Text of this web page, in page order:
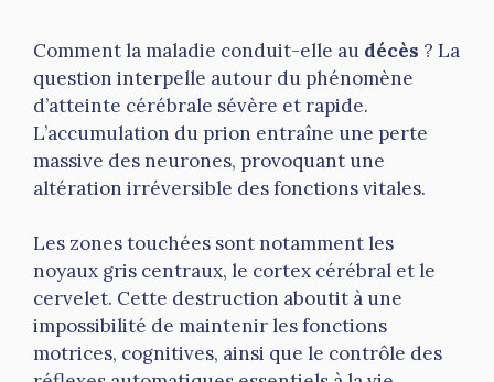
Comment la maladie conduit-elle au décès ? La
question interpelle autour du phénomène
d’atteinte cérébrale sévère et rapide.
L’accumulation du prion entraîne une perte
massive des neurones, provoquant une
altération irréversible des fonctions vitales.
Les zones touchées sont notamment les
noyaux gris centraux, le cortex cérébral et le
cervelet. Cette destruction aboutit à une
impossibilité de maintenir les fonctions
motrices, cognitives, ainsi que le contrôle des